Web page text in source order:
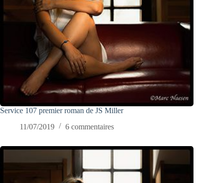
Service 107 premier roman de JS Miller
11/07/2019
6 commentaires